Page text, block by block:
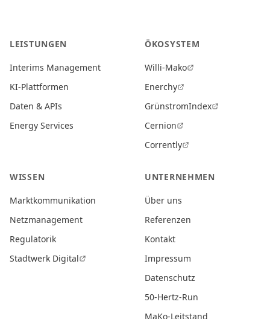
LEISTUNGEN
Interims Management
KI-Plattformen
Daten & APIs
Energy Services
ÖKOSYSTEM
Willi-Mako
Enerchy
GrünstromIndex
Cernion
Corrently
WISSEN
Marktkommunikation
Netzmanagement
Regulatorik
Stadtwerk Digital
UNTERNEHMEN
Über uns
Referenzen
Kontakt
Impressum
Datenschutz
50-Hertz-Run
MaKo-Leitstand